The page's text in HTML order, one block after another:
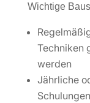
Wichtige
Techniken
werden
Jährliche